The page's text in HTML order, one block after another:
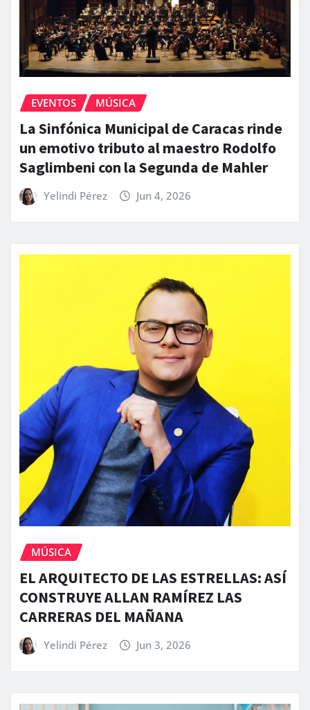
EVENTOS MÚSICA
La Sinfónica Municipal de Caracas rinde
un emotivo tributo al maestro Rodolfo
Saglimbeni con la Segunda de Mahler
Yelindi Pérez Jun 4, 2026
MÚSICA
EL ARQUITECTO DE LAS ESTRELLAS: ASÍ
CONSTRUYE ALLAN RAMÍREZ LAS
CARRERAS DEL MAÑANA
Yelindi Pérez Jun 3, 2026